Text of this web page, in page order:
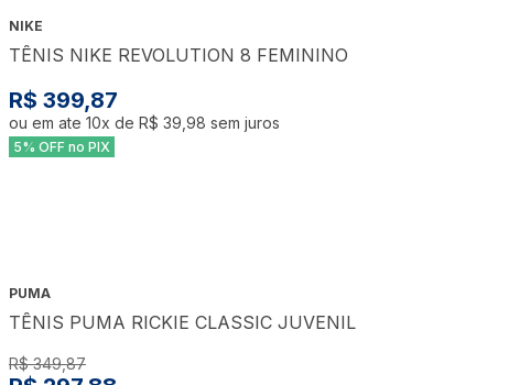
NIKE
TÊNIS NIKE REVOLUTION 8 FEMININO
R$ 399,87
ou em ate 10x de R$ 39,98 sem juros
5% OFF no PIX
PUMA
TÊNIS PUMA RICKIE CLASSIC JUVENIL
R$ 349,87